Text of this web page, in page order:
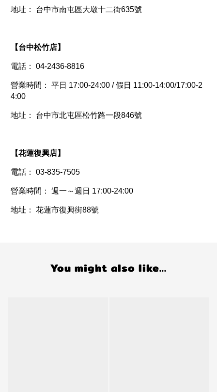
地址： 台中市南屯區大墩十二街635號
【台中松竹店】
電話： 04-2436-8816
營業時間： 平日 17:00-24:00 / 假日 11:00-14:00/17:00-2
4:00
地址： 台中市北屯區松竹路一段846號
【花蓮復興店】
電話： 03-835-7505
營業時間： 週一～週日 17:00-24:00
地址： 花蓮市復興街88號
You might also like...